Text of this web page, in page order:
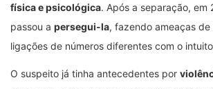
física e psicológica. Após a separação, em
passou a persegui-la, fazendo ameaças
ligações de números diferentes com o
O suspeito já tinha antecedentes por